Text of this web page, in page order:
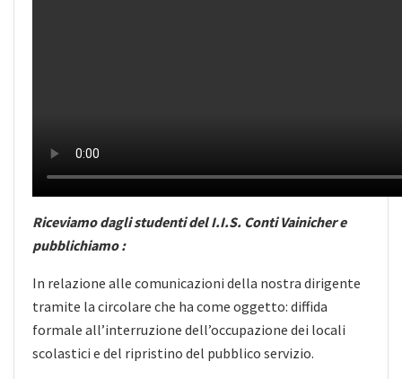
Riceviamo dagli studenti del I.I.S. Conti Vainicher e
pubblichiamo :
In relazione alle comunicazioni della nostra dirigente
tramite la circolare che ha come oggetto: diffida
formale all’interruzione dell’occupazione dei locali
scolastici e del ripristino del pubblico servizio.